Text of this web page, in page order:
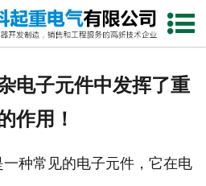
网站首页
电子元件中发挥了重
作用！
一种常见的电子元件，它在电